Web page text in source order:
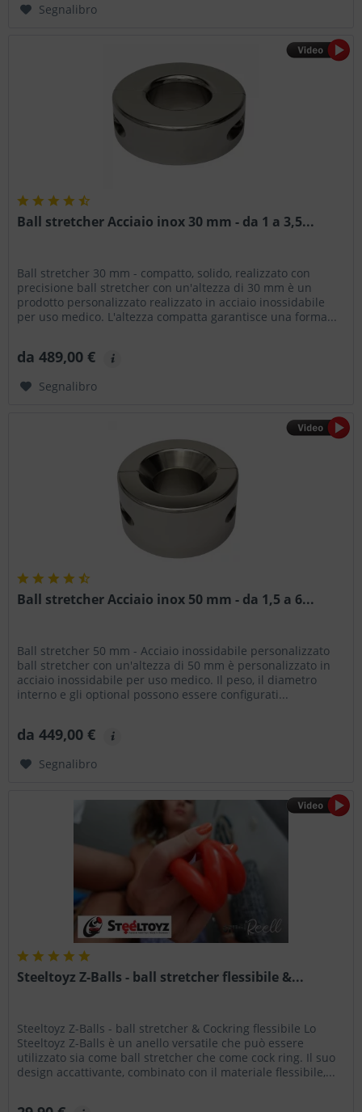
Segnalibro
Ball stretcher Acciaio inox 30 mm - da 1 a 3,5...
Ball stretcher 30 mm - compatto, solido, realizzato con
precisione ball stretcher con un'altezza di 30 mm è un
prodotto personalizzato realizzato in acciaio inossidabile
per uso medico. L'altezza compatta garantisce una forma...
da 489,00 €
Segnalibro
Ball stretcher Acciaio inox 50 mm - da 1,5 a 6...
Ball stretcher 50 mm - Acciaio inossidabile personalizzato
ball stretcher con un'altezza di 50 mm è personalizzato in
acciaio inossidabile per uso medico. Il peso, il diametro
interno e gli optional possono essere configurati...
da 449,00 €
Segnalibro
Steeltoyz Z-Balls - ball stretcher flessibile &...
Steeltoyz Z-Balls - ball stretcher & Cockring flessibile Lo
Steeltoyz Z-Balls è un anello versatile che può essere
utilizzato sia come ball stretcher che come cock ring. Il suo
design accattivante, combinato con il materiale flessibile,...